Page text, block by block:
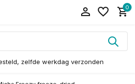
0
zelfde werkdag verzonden